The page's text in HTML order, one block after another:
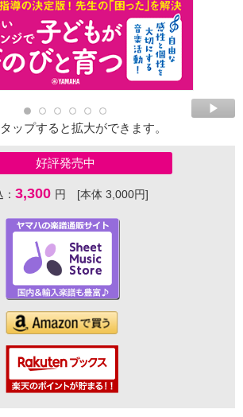
ップすると拡大ができます。
好評発売中
3,300 円 [本体 3,000円]